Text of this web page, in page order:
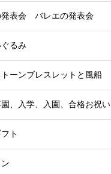
発表会 バレエの発表会
ぐるみ
ーンブレスレットと風船
、入学、入園、合格お祝い
ト